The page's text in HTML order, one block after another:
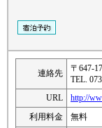
連絡先
〒647-
TEL.
URL
http://
利用料金
無料